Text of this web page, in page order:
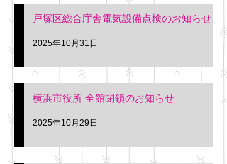
戸塚区総合庁舎電気設備点検のお知らせ
2025年10月31日
横浜市役所 全館閉鎖のお知らせ
2025年10月29日